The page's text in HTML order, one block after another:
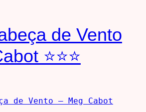
de Vento
⭐⭐⭐